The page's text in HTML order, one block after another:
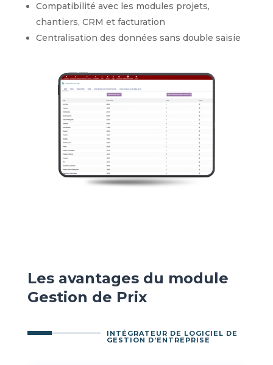
Compatibilité avec les modules projets,
chantiers, CRM et facturation
Centralisation des données sans double saisie
Les avantages du module
Gestion de Prix
INTÉGRATEUR DE LOGICIEL DE
GESTION D’ENTREPRISE